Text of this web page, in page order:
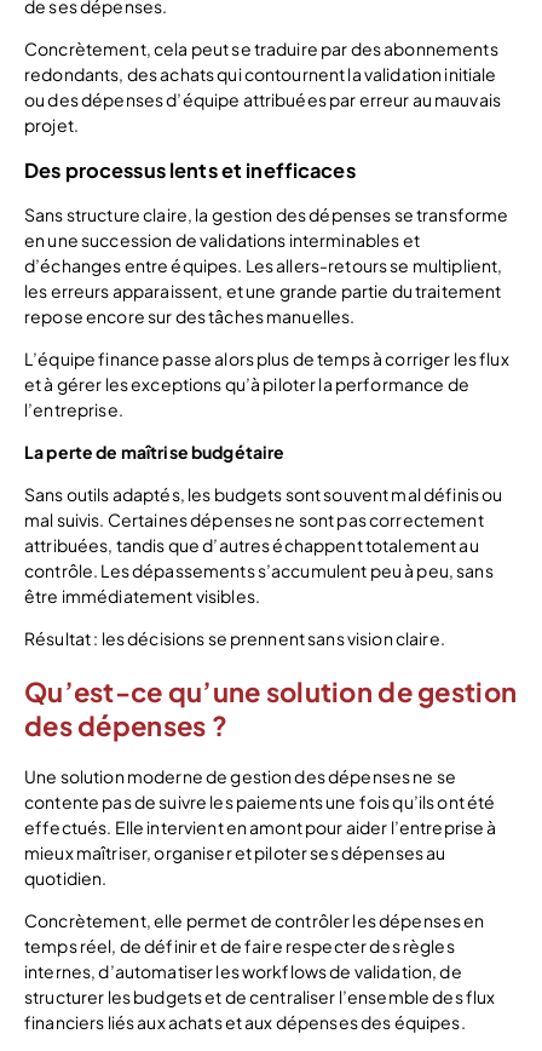
de ses dépenses.
Concrètement, cela peut se traduire par des abonnements
redondants, des achats qui contournent la validation initiale
ou des dépenses d’équipe attribuées par erreur au mauvais
projet.
Des processus lents et inefficaces
Sans structure claire, la gestion des dépenses se transforme
en une succession de validations interminables et
d’échanges entre équipes. Les allers-retours se multiplient,
les erreurs apparaissent, et une grande partie du traitement
repose encore sur des tâches manuelles.
L’équipe finance passe alors plus de temps à corriger les flux
et à gérer les exceptions qu’à piloter la performance de
l’entreprise.
La perte de maîtrise budgétaire
Sans outils adaptés, les budgets sont souvent mal définis ou
mal suivis. Certaines dépenses ne sont pas correctement
attribuées, tandis que d’autres échappent totalement au
contrôle. Les dépassements s’accumulent peu à peu, sans
être immédiatement visibles.
Résultat : les décisions se prennent sans vision claire.
Qu’est-ce qu’une solution de gestion
des dépenses ?
Une solution moderne de gestion des dépenses ne se
contente pas de suivre les paiements une fois qu’ils ont été
effectués. Elle intervient en amont pour aider l’entreprise à
mieux maîtriser, organiser et piloter ses dépenses au
quotidien.
Concrètement, elle permet de contrôler les dépenses en
temps réel, de définir et de faire respecter des règles
internes, d’automatiser les workflows de validation, de
structurer les budgets et de centraliser l’ensemble des flux
financiers liés aux achats et aux dépenses des équipes.